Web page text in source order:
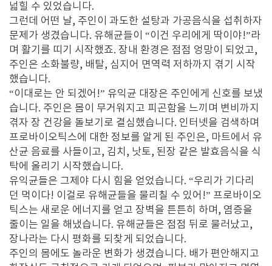
넓힐 수 있었습니다.
그런데 어떤 날, 주인이 과도한 설탕과 가공음식을 섭취하자
문제가 생겼습니다. 유해균들이 “이건 우리에게 딱이야!”라
며 활기를 띠기 시작했죠. 장내 환경은 점점 엉망이 되었고,
주인은 소화불량, 배탈, 심지어 면역력 저하까지 겪기 시작
했습니다.
“이대로는 안 되겠어!” 유익균 대장은 주인에게 신호를 보냈
습니다. 주인은 몸이 무거워지고 피곤함을 느끼며 변비까지
겪자 장 건강을 돌보기로 결심했습니다. 인터넷을 검색하며
프로바이오틱스에 대한 정보를 알게 된 주인은, 마트에서 유
산균 음료를 사들이고, 김치, 낫토, 된장 같은 발효음식을 식
탁에 올리기 시작했습니다.
유익균들은 그제야 다시 힘을 얻었습니다. “우리가 기다리
던 먹이다! 이걸로 유해균들을 물리칠 수 있어!” 프로바이오
틱스는 새로운 에너지를 얻고 장벽을 튼튼히 하며, 염증을
줄이는 일을 해냈습니다. 유해균들은 점점 뒤로 물러났고,
장나라는 다시 평화를 되찾게 되었습니다.
주인의 몸에도 놀라운 변화가 생겼습니다. 배가 편안해지고